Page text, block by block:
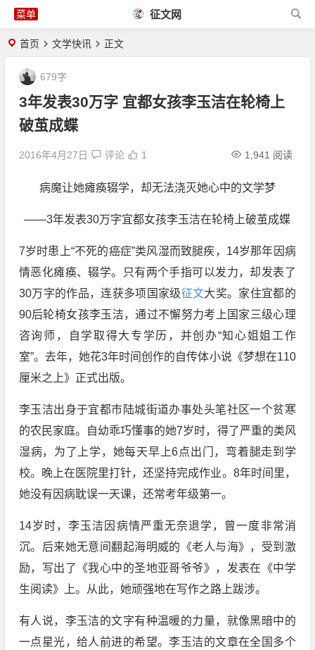
征文网
首页 文学快讯 正文
3年发表30万字 宜都女孩李玉洁在轮椅上
破茧成蝶
2016年4月27日 评论 1,941 阅读
1
679字
病魔让她瘫痪辍学，却无法浇灭她心中的文学梦
——3年发表30万字宜都女孩李玉洁在轮椅上破茧成蝶
7岁时患上“不死的癌症”类风湿而致腿疾，14岁那年因病
情恶化瘫痪、辍学。只有两个手指可以发力，却发表了
30万字的作品，连获多项国家级征文大奖。家住宜都的
90后轮椅女孩李玉洁，通过不懈努力考上国家三级心理
咨询师，自学取得大专学历，并创办“知心姐姐工作
室”。去年，她花3年时间创作的自传体小说《梦想在110
厘米之上》正式出版。
李玉洁出身于宜都市陆城街道办事处头笔社区一个贫寒
的农民家庭。自幼乖巧懂事的她7岁时，得了严重的类风
湿病，为了上学，她每天早上6点出门，弯着腿走到学
校。晚上在医院里打针，还坚持完成作业。8年时间里，
她没有因病耽误一天课，还常考年级第一。
14岁时，李玉洁因病情严重无奈退学，曾一度非常消
沉。后来她无意间翻起海明威的《老人与海》，受到激
励，写出了《我心中的圣地亚哥爷爷》，发表在《中学
生阅读》上。从此，她顽强地在写作之路上跋涉。
有人说，李玉洁的文字有种温暖的力量，就像黑暗中的
一点星光，给人前进的希望。李玉洁的文章在全国多个